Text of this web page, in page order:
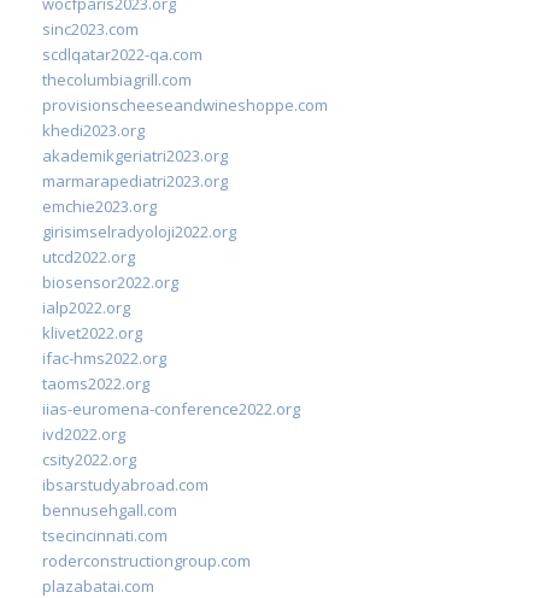
sinc2023.com
scdlqatar2022-qa.com
thecolumbiagrill.com
provisionscheeseandwineshoppe.com
khedi2023.org
akademikgeriatri2023.org
marmarapediatri2023.org
emchie2023.org
girisimselradyoloji2022.org
utcd2022.org
biosensor2022.org
ialp2022.org
klivet2022.org
ifac-hms2022.org
taoms2022.org
iias-euromena-conference2022.org
ivd2022.org
csity2022.org
ibsarstudyabroad.com
bennusehgall.com
tsecincinnati.com
roderconstructiongroup.com
plazabatai.com